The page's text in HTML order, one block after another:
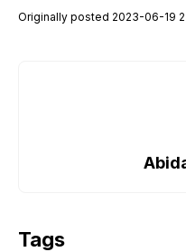
Originally posted 2023-06-19
Tags